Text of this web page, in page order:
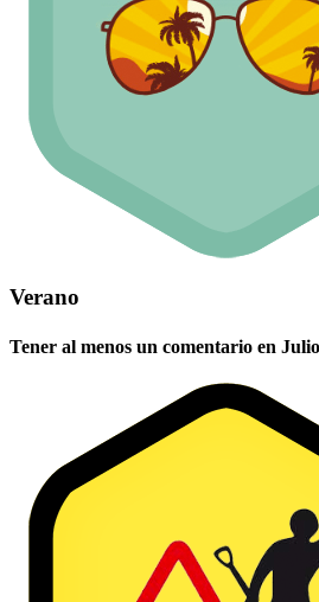
Verano
Tener al menos un comentario en